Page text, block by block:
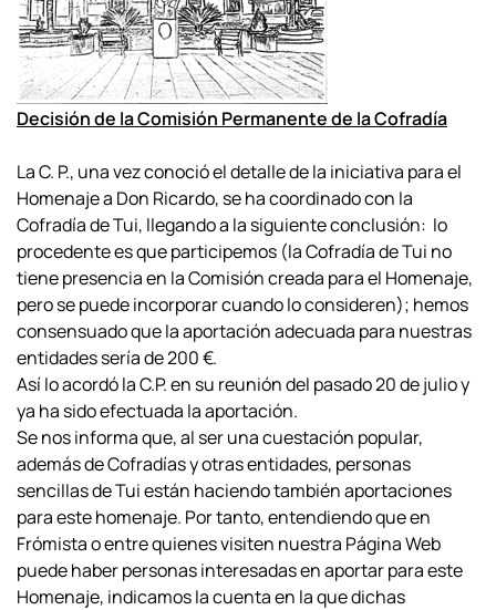
Decisión de la Comisión Permanente de la Cofradía
La C. P., una vez conoció el detalle de la iniciativa para el
Homenaje a Don Ricardo, se ha coordinado con la
Cofradía de Tui, llegando a la siguiente conclusión: lo
procedente es que participemos (la Cofradía de Tui no
tiene presencia en la Comisión creada para el Homenaje,
pero se puede incorporar cuando lo consideren); hemos
consensuado que la aportación adecuada para nuestras
entidades sería de 200 €.
Así lo acordó la C.P. en su reunión del pasado 20 de julio y
ya ha sido efectuada la aportación.
Se nos informa que, al ser una cuestación popular,
además de Cofradías y otras entidades, personas
sencillas de Tui están haciendo también aportaciones
para este homenaje. Por tanto, entendiendo que en
Frómista o entre quienes visiten nuestra Página Web
puede haber personas interesadas en aportar para este
Homenaje, indicamos la cuenta en la que dichas